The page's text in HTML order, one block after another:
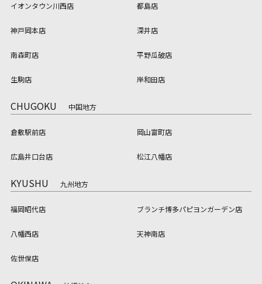
イオンタウン川西店 都島店
神戸岡本店 深井店
南森町店 平野瓜破店
生駒店 岸和田店
CHUGOKU 中国地方
倉敷駅前店 岡山富町店
広島井口台店 松江八幡店
KYUSHU 九州地方
福岡昭代店 ブランチ博多パピヨンガーデン店
八幡西店 天神南店
佐世保店